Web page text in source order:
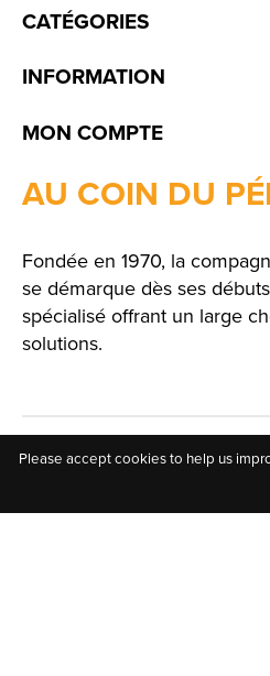
CATÉGORIES
INFORMATION
MON COMPTE
AU COIN DU
Fondée en 1970, la
se démarque dès ses
spécialisé offrant un large
solutions.
Please accept cookies to help us